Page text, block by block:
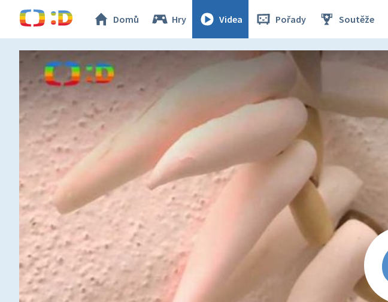
Domů Hry Videa Pořady Soutěže